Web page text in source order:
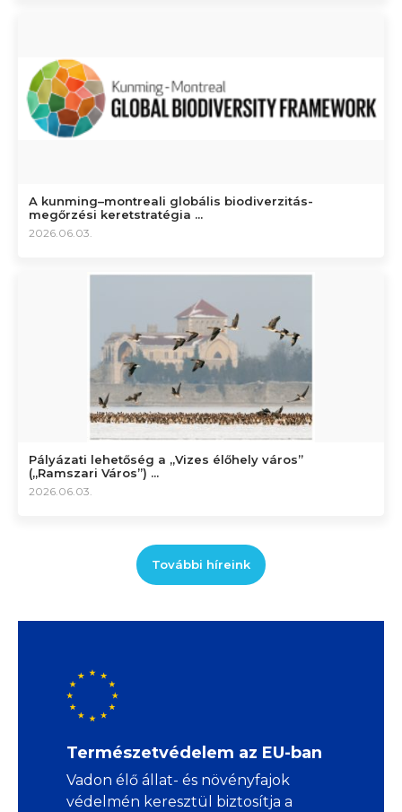
A kunming–montreali globális biodiverzitás-
megőrzési keretstratégia ...
2026.06.03.
Pályázati lehetőség a „Vizes élőhely város”
(„Ramszari Város”) ...
2026.06.03.
További híreink
Természetvédelem az EU-ban
Vadon élő állat- és növényfajok
védelmén keresztül biztosítja a